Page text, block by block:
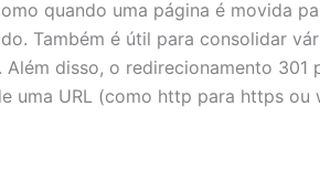
quando uma página é movida
Também é útil para consolidar
disso, o redirecionamento
uma URL (como http para https